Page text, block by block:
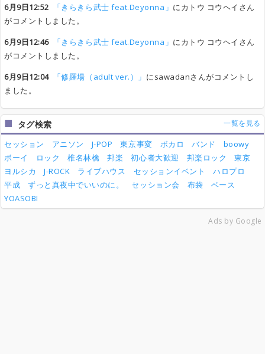
6月9日12:52
「きらきら武士 feat.Deyonna」 にカトウ コウヘイさん
がコメントしました。
6月9日12:46
「きらきら武士 feat.Deyonna」 にカトウ コウヘイさん
がコメントしました。
6月9日12:04
「修羅場（adult ver.）」 にsawadanさんがコメントし
ました。
タグ検索 一覧を見る
セッション アニソン J-POP 東京事変 ボカロ バンド
boowy
ボーイ
ロック 椎名林檎 邦楽 初心者大歓迎 邦楽ロック
東京
ヨルシカ
J-ROCK ライブハウス セッションイベント
ハロプロ
平成
ずっと真夜中でいいのに。 セッション会 布袋
ベース
YOASOBI
Ads by Google